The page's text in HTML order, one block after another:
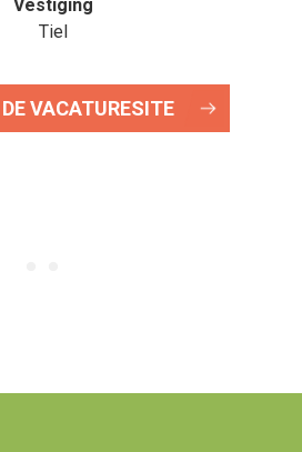
Vestiging
Tiel
VACATURESITE